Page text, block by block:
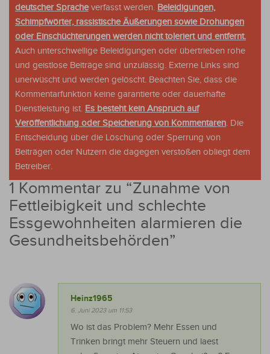
deutscher Spracheverfasst werden. Beleidigungen,
Schimpfwörter, rassistische Äußerungen sowie Drohungen
oder Einschüchterungen werden nicht toleriert und entfernt.
Auch unterschwellige Beleidigungen oder übertrieben rohe
und geistlose Beiträge sind unzulässig. Externe Links sind
unerwüscht und werden gelöscht. Beachten Sie, dass die
Kommentarfunktion keine garantierte oder dauerhafte
Dienstleistung ist. Es besteht kein Anspruch auf
Veröffentlichung oder Speicherung von Kommentaren. Die
Entscheidung über die Löschung oder Sperrung von
Beiträgen oder Nutzern die dagegen verstoßen obliegt dem
Betreiber.
1 Kommentar zu “Zunahme von
Fettleibigkeit und schlechte
Essgewohnheiten alarmieren die
Gesundheitsbehörden”
Heinz1965
6. Juni 2023 um 11:53
Wo ist das Problem? Mehr Essen und
Trinken bringt mehr Steuern und laest